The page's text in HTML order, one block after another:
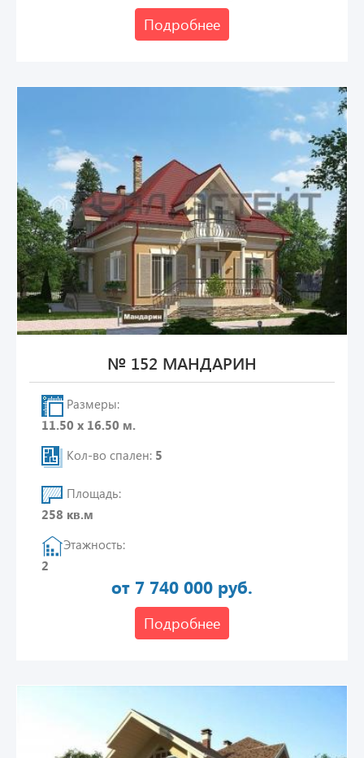
Подробнее
№ 152 МАНДАРИН
Размеры:
11.50 х 16.50 м.
Кол-во спален: 5
Площадь:
258 кв.м
Этажность:
2
от 7 740 000 руб.
Подробнее